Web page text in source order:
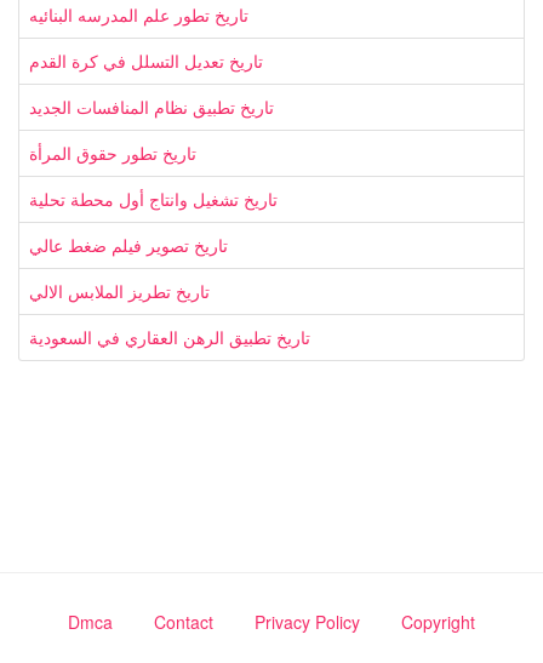
تاريخ تطور علم المدرسه البنائيه
تاريخ تعديل التسلل في كرة القدم
تاريخ تطبيق نظام المنافسات الجديد
تاريخ تطور حقوق المرأة
تاريخ تشغيل وانتاج أول محطة تحلية
تاريخ تصوير فيلم ضغط عالي
تاريخ تطريز الملابس الالي
تاريخ تطبيق الرهن العقاري في السعودية
Dmca Contact Privacy Policy Copyright